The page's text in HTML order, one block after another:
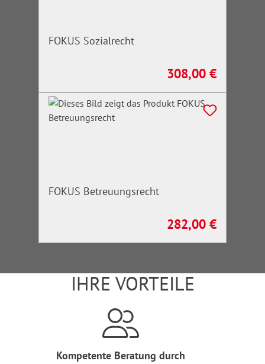
FOKUS Sozialrecht
Regulärer Preis:
308,00 €
FOKUS Betreuungsrecht
Regulärer Preis:
282,00 €
IHRE VORTEILE
Kompetente Beratung durch